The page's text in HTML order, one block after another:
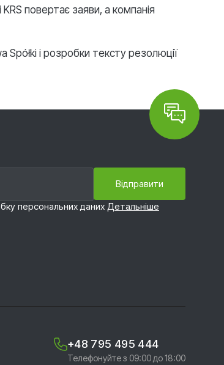
повертає заяви, а компанія
Spółki і розробки тексту резолюції
персональних даних Детальніше
+48 795 495 444
Телефонуйте з 09:00 до 18:00